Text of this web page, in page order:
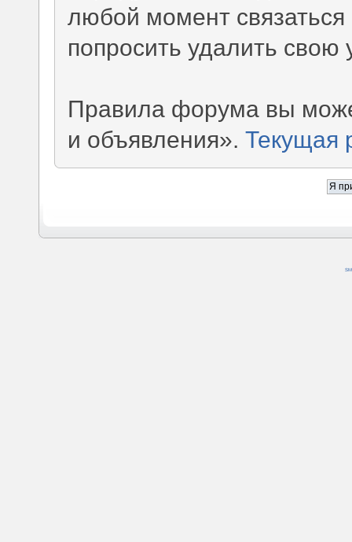
любой момент
попросить удалить
Правила форума вы
и объявления».Текущая